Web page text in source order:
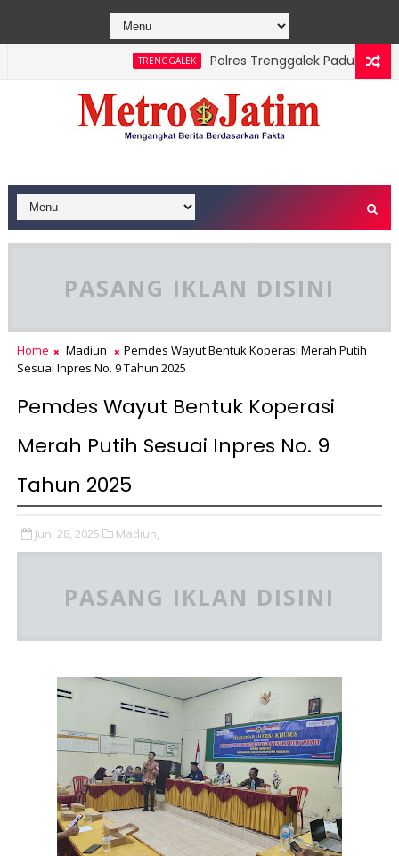
TRENGGALEK
Polres Trenggalek Padukan Jalan
Dipadamkan, Masyarakat Diimbau Hentikan Praktik Bakar
PASANG IKLAN DISINI
Home Madiun
Pemdes Wayut Bentuk Koperasi Merah Putih
Sesuai Inpres No. 9 Tahun 2025
Pemdes Wayut Bentuk Koperasi
Merah Putih Sesuai Inpres No. 9
Tahun 2025
Juni 28, 2025 Madiun,
PASANG IKLAN DISINI